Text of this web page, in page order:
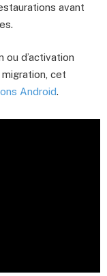
avant
ou d’activation
cet
Android.